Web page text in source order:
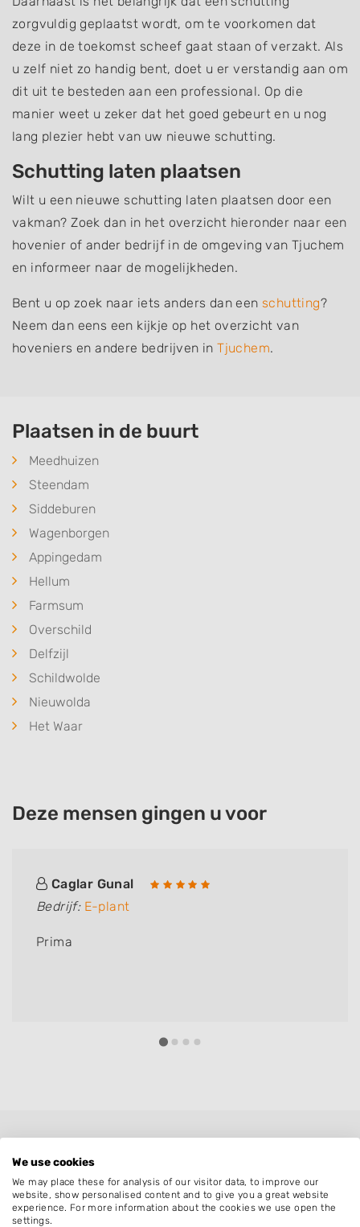
zorgvuldig geplaatst wordt, om te voorkomen dat
deze in de toekomst scheef gaat staan of verzakt. Als
u zelf niet zo handig bent, doet u er verstandig aan om
dit uit te besteden aan een professional. Op die
manier weet u zeker dat het goed gebeurt en u nog
lang plezier hebt van uw nieuwe schutting.
Schutting laten plaatsen
Wilt u een nieuwe schutting laten plaatsen door een
vakman? Zoek dan in het overzicht hieronder naar een
hovenier of ander bedrijf in de omgeving van Tjuchem
en informeer naar de mogelijkheden.
Bent u op zoek naar iets anders dan een schutting?
Neem dan eens een kijkje op het overzicht van
hoveniers en andere bedrijven inTjuchem.
Plaatsen in de buurt
Meedhuizen
Steendam
Siddeburen
Wagenborgen
Appingedam
Hellum
Farmsum
Overschild
Delfzijl
Schildwolde
Nieuwolda
Het Waar
Deze mensen gingen u voor
Caglar Gunal
Bedrijf: E-plant
Prima
We use cookies
We may place these for analysis of our visitor data, to improve our
website, show personalised content and to give you a great website
experience. For more information about the cookies we use open the
settings.